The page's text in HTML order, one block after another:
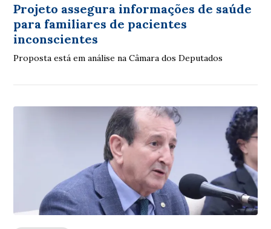
Projeto assegura informações de saúde
para familiares de pacientes
inconscientes
Proposta está em análise na Câmara dos Deputados